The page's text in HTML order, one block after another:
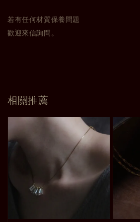
若有任何材質保養問題
歡迎來信詢問。
相關推薦